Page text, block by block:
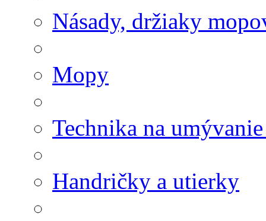
Násady, držiaky
Mopy
Technika na
Handričky a utierky